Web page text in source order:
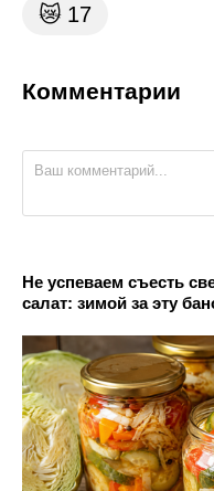
😿 17
Комментарии
Не успеваем съесть
салат: зимой за эту